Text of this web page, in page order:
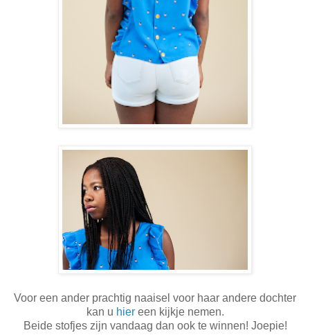
Voor een ander prachtig naaisel voor haar andere dochter
kan u hiereen kijkje nemen.
Beide stofjes zijn vandaag dan ook te winnen! Joepie!